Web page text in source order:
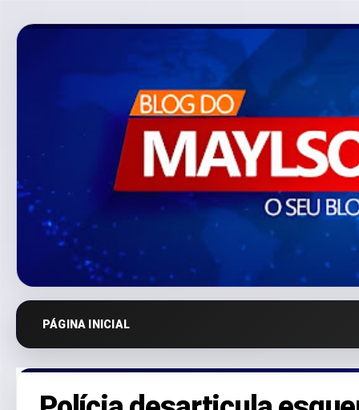
PÁGINA INICIAL